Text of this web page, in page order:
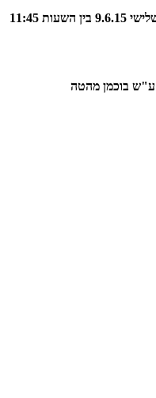
הקונצרט יתקיים בלובי בניין נפתלי, ביום שלישי 9.6.15 בין השעות 11:45
ע"ש בוכמן מהטה